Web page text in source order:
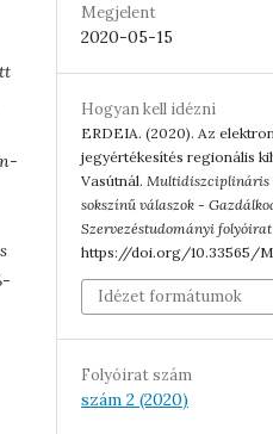
Megjelent
2020-05-15
Hogyan kell idézni
ERDEIA. (2020). Az
jegyértékesítés regionális
Vasútnál. Multidiszciplináris
sokszínű válaszok -
Szervezéstudományi folyóirat
https://doi.org/10.33565/
Idézet formátumok
Folyóirat szám
szám 2 (2020)